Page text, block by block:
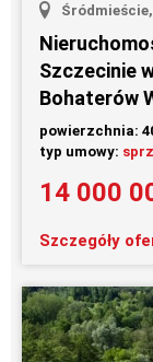
Szczecinie
Bohaterów
powierzchnia:
typ umowy:
14 000
Szczegóły